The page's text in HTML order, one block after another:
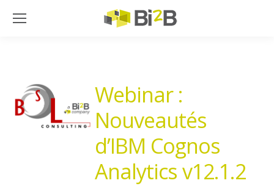
Webinar :
Nouveautés
d’IBM Cognos
Analytics v12.1.2